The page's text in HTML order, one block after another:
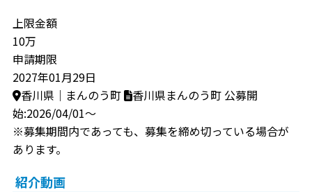
上限金額
10万
申請期限
2027年01月29日
香川県｜まんのう町
香川県まんのう町 公募開
始:2026/04/01～
※募集期間内であっても、募集を締め切っている場合が
あります。
紹介動画